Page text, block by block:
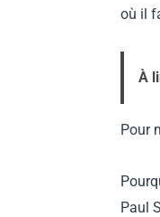
où il
À
Pour
Paul